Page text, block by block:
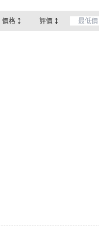
價格 評價